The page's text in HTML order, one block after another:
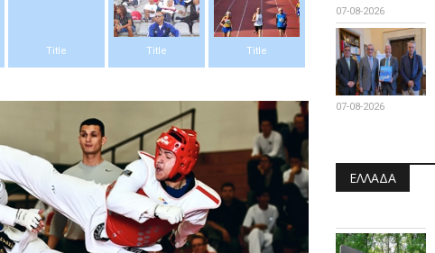
Title Title Title
07-08-2026
07-08-2026
ΕΛΛΆΔΑ